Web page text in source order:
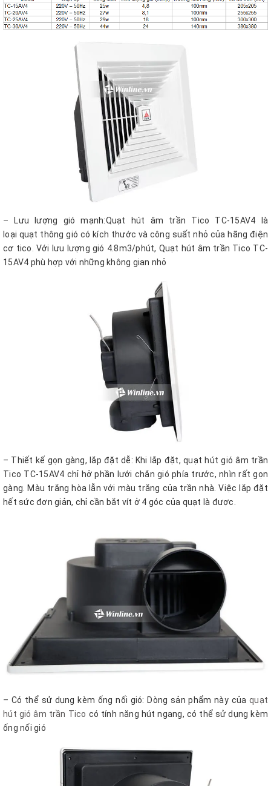
– Lưu lượng gió mạnh:Quạt hút âm trần Tico TC-15AV4 là
loại quạt thông gió có kích thước và công suất nhỏ của hãng điện
cơ tico. Với lưu lượng gió 4.8m3/phút, Quạt hút âm trần Tico TC-
15AV4 phù hợp với những không gian nhỏ
– Thiết kế gọn gàng, lắp đặt dễ: Khi lắp đặt, quạt hút gió âm trần
Tico TC-15AV4 chỉ hở phần lưới chắn gió phía trước, nhìn rất gọn
gàng. Màu trắng hòa lẫn với màu trắng của trần nhà. Việc lắp đặt
hết sức đơn giản, chỉ cần bắt vít ở 4 góc của quạt là được.
– Có thể sử dụng kèm ống nối gió: Dòng sản phẩm này của quạt
hút gió âm trần Tico có tính năng hút ngang, có thể sử dụng kèm
ống nối gió